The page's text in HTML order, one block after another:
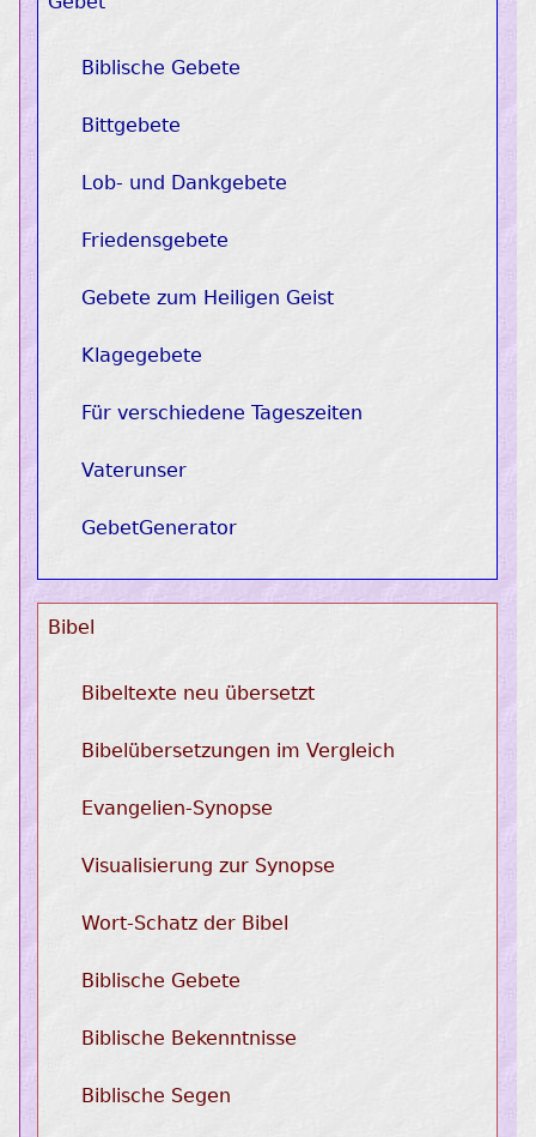
Biblische Gebete
Bittgebete
Lob- und Dankgebete
Friedensgebete
Gebete zum Heiligen Geist
Klagegebete
Für verschiedene Tageszeiten
Vaterunser
GebetGenerator
Bibel
Bibeltexte neu übersetzt
Bibelübersetzungen im Vergleich
Evangelien-Synopse
Visualisierung zur Synopse
Wort-Schatz der Bibel
Biblische Gebete
Biblische Bekenntnisse
Biblische Segen